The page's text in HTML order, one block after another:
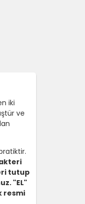
iki
ve
tutup
"EL"
resmi